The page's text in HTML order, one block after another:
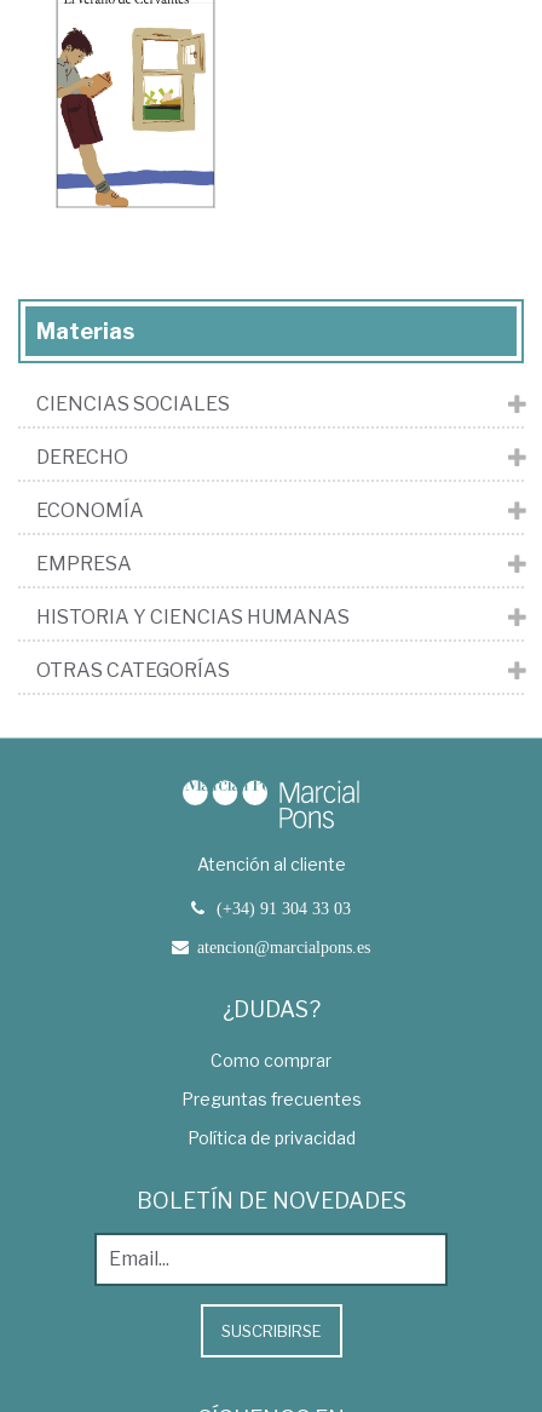
Materias
CIENCIAS SOCIALES
DERECHO
ECONOMÍA
EMPRESA
HISTORIA Y CIENCIAS HUMANAS
OTRAS CATEGORÍAS
Atención al cliente
(+34) 91 304 33 03
atencion@marcialpons.es
¿DUDAS?
Como comprar
Preguntas frecuentes
Política de privacidad
BOLETÍN DE NOVEDADES
SUSCRIBIRSE